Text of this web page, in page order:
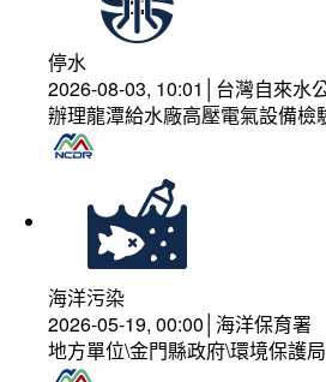
停水
2026-08-03, 10:01│台灣自來水
辦理龍潭給水廠高壓電氣設備檢
海洋污染
2026-05-19, 00:00│海洋保育署
地方單位\金門縣政府\環境保護